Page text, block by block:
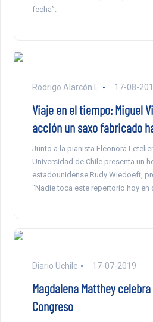
fecha”.
Rodrigo Alarcón L. 17-08-
Viaje en el tiempo: Miguel
acción un saxo fabricado
Junto a la pianista Eleonora
Universidad de Chile presenta un
estadounidense Rudy Wiedoeft,
“Nadie toca este repertorio hoy en
Diario Uchile 17-07-2019
Magdalena Matthey
Congreso